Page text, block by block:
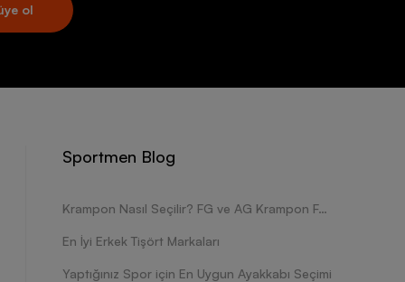
ol
Sportmen Blog
Krampon Nasıl Seçilir? FG ve AG Krampon Farkları Nelerdir?
En İyi Erkek Tişört Markaları
Yaptığınız Spor için En Uygun Ayakkabı Seçimi